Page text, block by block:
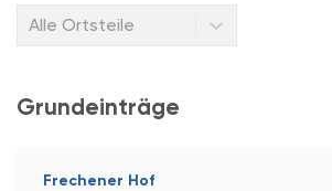
Alle Ortsteile
Grundeinträge
Frechener Hof